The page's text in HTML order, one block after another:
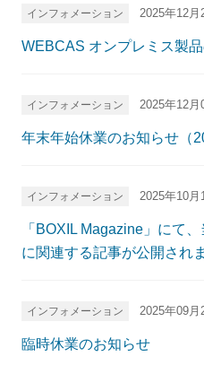
インフォメーション 2025年12月
WEBCAS オンプレミス製
インフォメーション 2025年12月
年末年始休業のお知らせ（
インフォメーション 2025年10月
「BOXIL Magazine」にて
に関連する記事が公開され
インフォメーション 2025年09月
臨時休業のお知らせ